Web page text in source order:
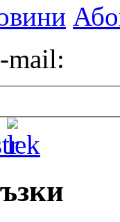
mail: